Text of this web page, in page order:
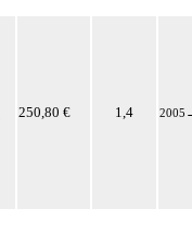
250,80 € 1,4 2005